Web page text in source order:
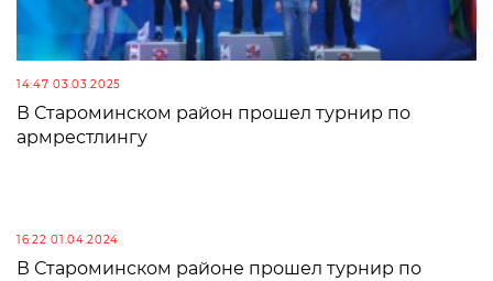
14:47 03.03.2025
В Староминском район прошел турнир по
армрестлингу
16:22 01.04.2024
В Староминском районе прошел турнир по